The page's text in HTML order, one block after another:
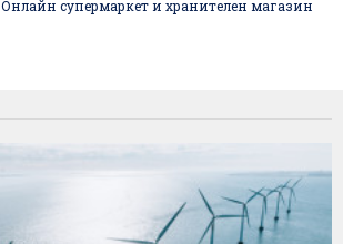
Онлайн супермаркет и хранителен магазин